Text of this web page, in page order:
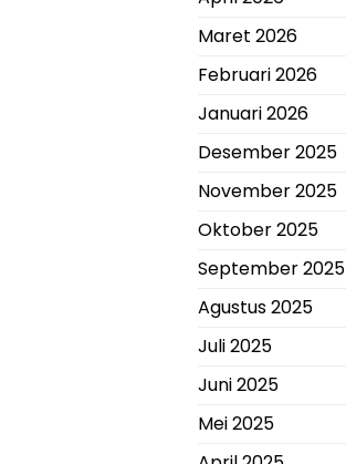
Maret 2026
Februari 2026
Januari 2026
Desember 2025
November 2025
Oktober 2025
September 2025
Agustus 2025
Juli 2025
Juni 2025
Mei 2025